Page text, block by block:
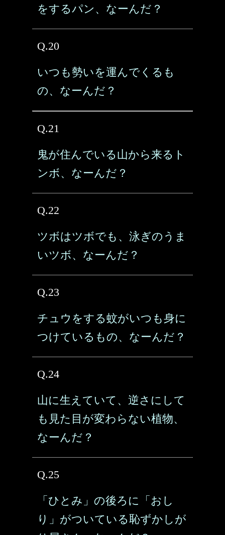
をするパン、なーんだ？
Q.20
いつも勢いを運んでくるも
の、なーんだ？
Q.21
鬼が住んでいる山から来るト
ンボ、なーんだ？
Q.22
ツボはツボでも、泳ぎのうま
いツボ、なーんだ？
Q.23
チュウをする蚊がいつも身に
つけているもの、なーんだ？
Q.24
山に生えていて、逆さにして
も見た目が変わらない植物、
なーんだ？
Q.25
「ひとみ」の後ろに「おし
り」がついている恥ずかしが